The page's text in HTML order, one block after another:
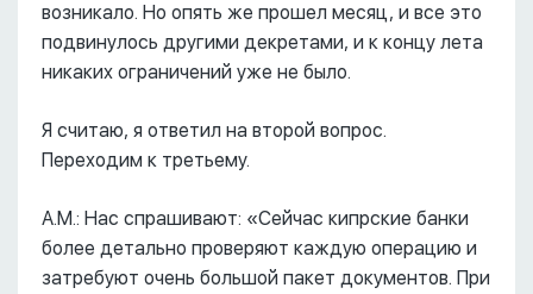
возникало. Но опять же прошел месяц, и все это
подвинулось другими декретами, и к концу лета
никаких ограничений уже не было.
Я считаю, я ответил на второй вопрос.
Переходим к третьему.
А.М.: Нас спрашивают: «Сейчас кипрские банки
более детально проверяют каждую операцию и
затребуют очень большой пакет документов. При